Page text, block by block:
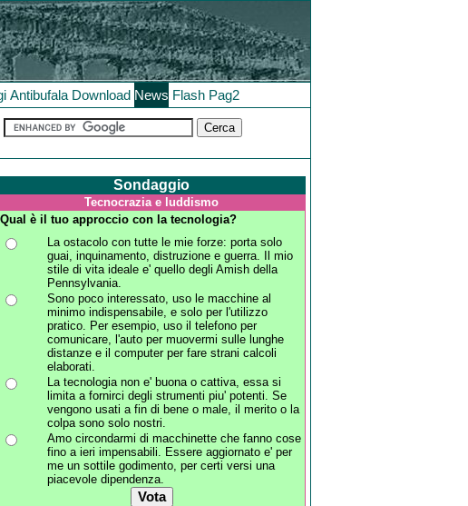
Antibufala Download News Flash Pag2
Sondaggio
Tecnocrazia e luddismo
Qual è il tuo approccio con la tecnologia?
La ostacolo con tutte le mie forze: porta solo
guai, inquinamento, distruzione e guerra. Il mio
stile di vita ideale e' quello degli Amish della
Pennsylvania.
Sono poco interessato, uso le macchine al
minimo indispensabile, e solo per l'utilizzo
pratico. Per esempio, uso il telefono per
comunicare, l'auto per muovermi sulle lunghe
distanze e il computer per fare strani calcoli
elaborati.
La tecnologia non e' buona o cattiva, essa si
limita a fornirci degli strumenti piu' potenti. Se
vengono usati a fin di bene o male, il merito o la
colpa sono solo nostri.
Amo circondarmi di macchinette che fanno cose
fino a ieri impensabili. Essere aggiornato e' per
me un sottile godimento, per certi versi una
piacevole dipendenza.